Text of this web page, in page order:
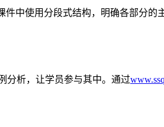
中使用分段式结构，明确各部分的
分析，让学员参与其中。通过